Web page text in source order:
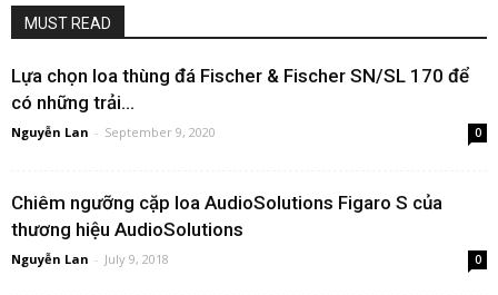
MUST READ
Lựa chọn loa thùng đá Fischer & Fischer SN/SL 170 để
có những trải...
Nguyễn Lan - September 9, 2020 0
Chiêm ngưỡng cặp loa AudioSolutions Figaro S của
thương hiệu AudioSolutions
Nguyễn Lan - July 9, 2018 0